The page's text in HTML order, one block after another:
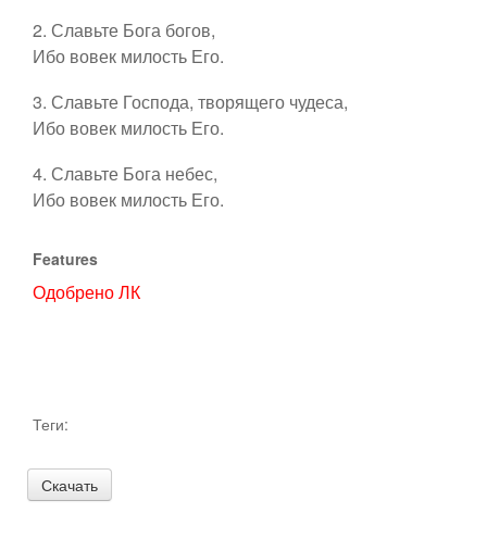
Рядовое время
Ординарий Мессы
Евхаристические
Таинства
2. Славьте Бога богов,
Ибо вовек милость Его.
3. Славьте Господа, творящего чудеса,
Ибо вовек милость Его.
4. Славьте Бога небес,
Ибо вовек милость Его.
Features
Одобрено ЛК
Теги: